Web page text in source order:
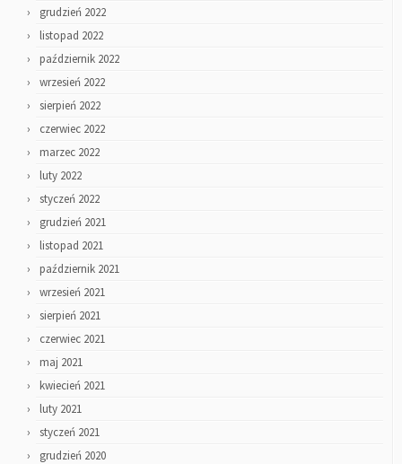
grudzień 2022
listopad 2022
październik 2022
wrzesień 2022
sierpień 2022
czerwiec 2022
marzec 2022
luty 2022
styczeń 2022
grudzień 2021
listopad 2021
październik 2021
wrzesień 2021
sierpień 2021
czerwiec 2021
maj 2021
kwiecień 2021
luty 2021
styczeń 2021
grudzień 2020